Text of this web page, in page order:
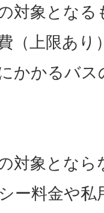
対象となる
（上限あり）
かかるバ
対象となら
ー料金や